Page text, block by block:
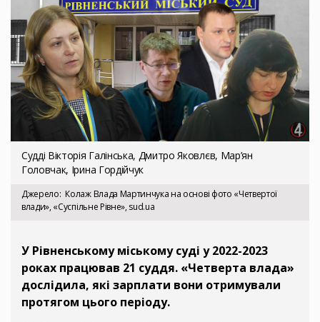
Судді Вікторія Галінська, Дмитро Яковлєв, Мар’ян
Головчак, Ірина Гордійчук
Джерело Колаж Влада Мартинчука на основі фото «Четвертої
влади», «Суспільне Рівне», sud.ua
У Рівненському міському суді у 2022-2023
роках працював 21 суддя. «Четверта влада»
дослідила, які зарплати вони отримували
протягом цього періоду.